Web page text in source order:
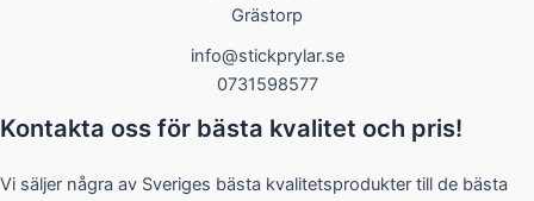
Grästorp
info@stickprylar.se
0731598577
Kontakta oss för bästa kvalitet och pris!
Vi säljer några av Sveriges bästa kvalitetsprodukter till de bästa